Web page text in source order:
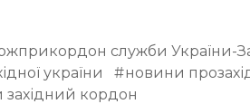
служби України-
україни новини
західний кордон